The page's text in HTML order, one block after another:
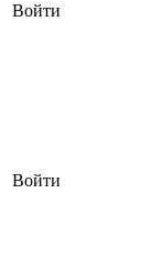
Войти
Войти